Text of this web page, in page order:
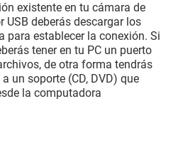
existente en tu cámara de
USB deberás descargar los
para establecer la conexión. Si
tener en tu PC un puerto
de otra forma tendrás
un soporte (CD, DVD) que
la computadora